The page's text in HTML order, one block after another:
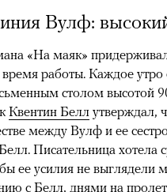
Вулф:
«На маяк»
работы. Каждое утро
столом высотой
Квентин Белл утверждал,
между Вулф и ее
Писательница хотела
ее усилия не выглядели
с Белл, днями на